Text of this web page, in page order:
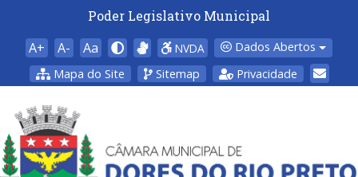
Poder Legislativo Municipal
A+ A- Aa NVDA
Dados Abertos
Mapa do Site
Sitemap Privacidade